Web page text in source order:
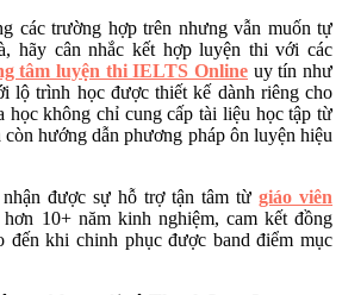
các trường hợp trên nhưng vẫn muốn tự
hãy cân nhắc kết hợp luyện thi với các
tâm luyện thi IELTS Online uy tín như
lộ trình học được thiết kế dành riêng cho
học không chỉ cung cấp tài liệu học tập từ
còn hướng dẫn phương pháp ôn luyện hiệu
được sự hỗ trợ tận tâm từ giáo viên
10+ năm kinh nghiệm, cam kết đồng
đến khi chinh phục được band điểm mục